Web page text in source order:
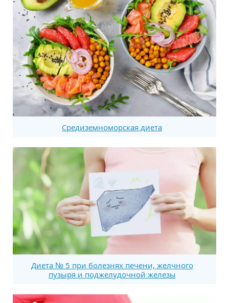
Средиземноморская диета
Диета № 5 при болезнях печени, желчного
пузыря и поджелудочной железы